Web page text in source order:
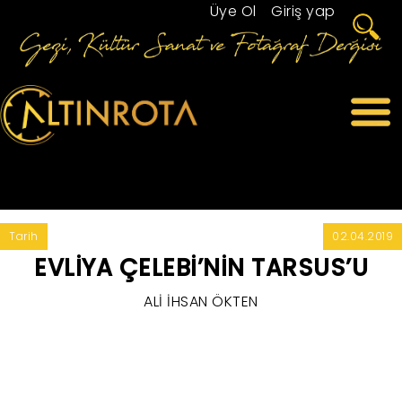
Üye Ol Giriş yap
Tarih
EVLİYA ÇELEBİ’NİN TARSUS’U
ALİ İHSAN ÖKTEN
02.04.2019